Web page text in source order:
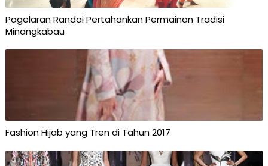
Pagelaran Randai Pertahankan Permainan Tradisi
Minangkabau
Fashion Hijab yang Tren di Tahun 2017